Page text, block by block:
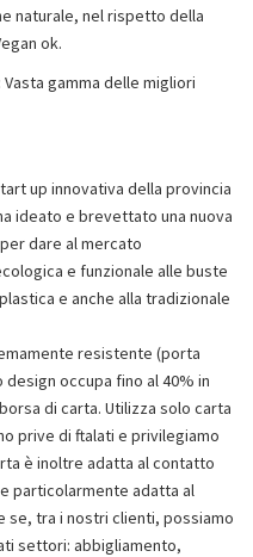
naturale, nel rispetto della
ok.
Vasta gamma delle migliori
up innovativa della provincia
ideato e brevettato una nuova
dare al mercato
e funzionale alle buste
e anche alla tradizionale
resistente (porta
occupa fino al 40% in
di carta. Utilizza solo carta
prive di ftalati e privilegiamo
è inoltre adatta al contatto
particolarmente adatta al
tra i nostri clienti, possiamo
settori: abbigliamento,